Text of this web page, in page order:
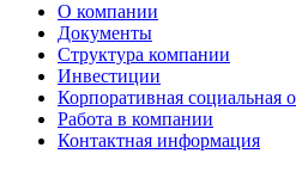
О компании
Документы
Структура компании
Инвестиции
Корпоративная социальная
Работа в компании
Контактная информация